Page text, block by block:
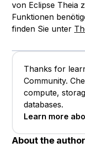
von Eclipse Theia
Funktionen
finden Sie unter
Thanks for
Community.
compute,
databases.
Learn more
About the